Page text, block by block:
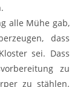
alle Mühe gab,
dass
sei. Dass
zu
zu stählen.